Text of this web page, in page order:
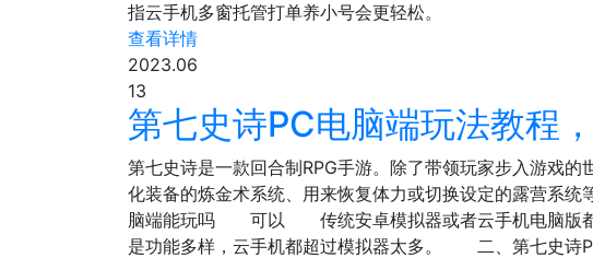
指云手机多窗托管打单养小号会更轻松。
查看详情
2023.06
13
第七史诗PC电脑端玩法教程
第七史诗是一款回合制RPG手游。除了带领玩家步入游戏
化装备的炼金术系统、用来恢复体力或切换设定的露营系
脑端能玩吗 可以 传统安卓模拟器或者云手机电脑版都
是功能多样，云手机都超过模拟器太多。 二、第七